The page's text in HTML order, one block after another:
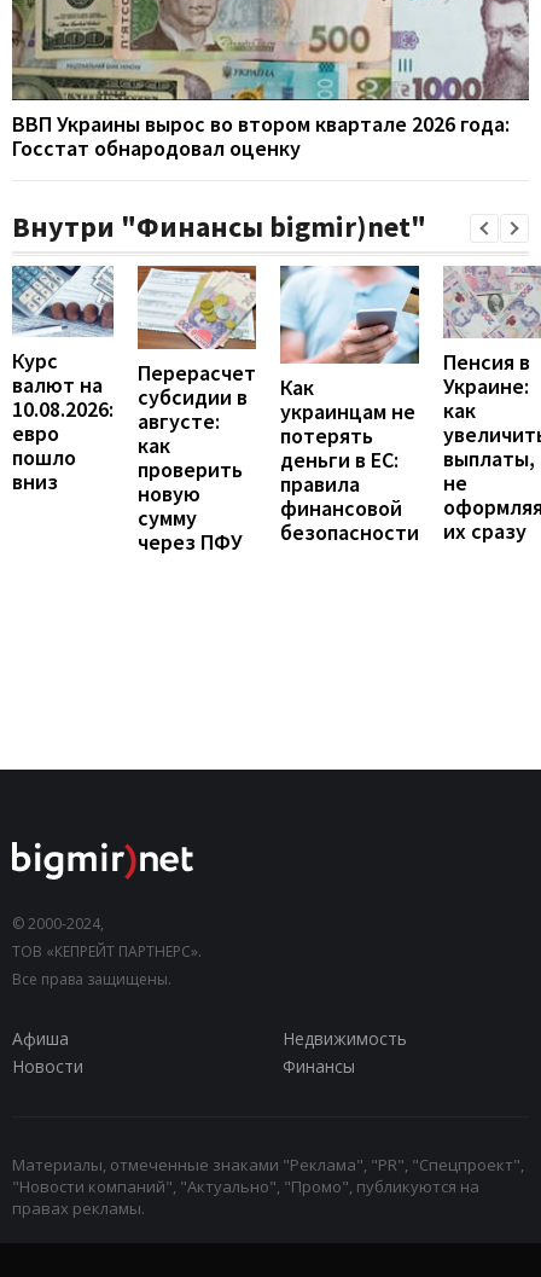
ВВП Украины вырос во втором квартале 2026 года:
Госстат обнародовал оценку
Внутри "Финансы bigmir)net"
Курс
валют на
10.08.2026:
евро
пошло
вниз
Перерасчет
субсидии в
августе:
как
проверить
новую
сумму
через ПФУ
Как
украинцам не
потерять
деньги в ЕС:
правила
финансовой
безопасности
Пенсия в
Украине:
как
выплаты,
не
их сразу
© 2000-2024,
ТОВ «КЕПРЕЙТ ПАРТНЕРС».
Все права защищены.
Афиша
Недвижимость
Новости
Финансы
Материалы, отмеченные знаками "Реклама", "PR", "Спецпроект",
"Новости компаний", "Актуально", "Промо", публикуются на
правах рекламы.